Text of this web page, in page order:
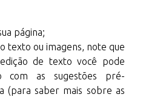
página;
texto ou imagens, note que
de texto você pode
com as sugestões pré-
(para saber mais sobre as